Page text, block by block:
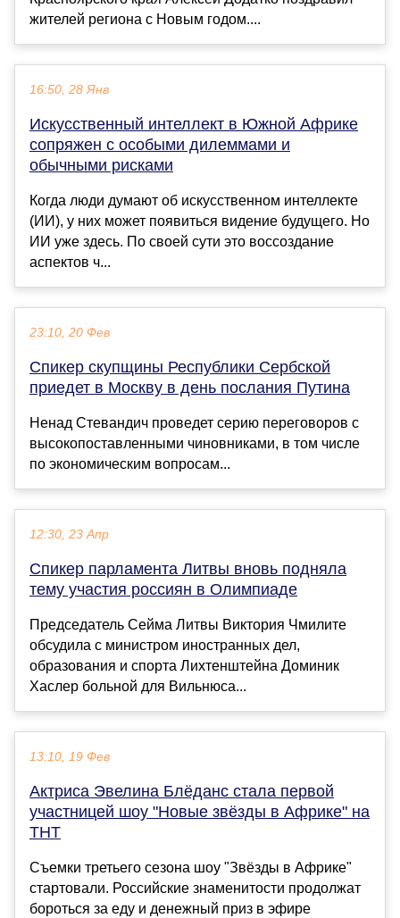
жителей региона с Новым годом....
16:50, 28 Янв
Искусственный интеллект в Южной Африке
сопряжен с особыми дилеммами и
обычными рисками
Когда люди думают об искусственном интеллекте
(ИИ), у них может появиться видение будущего. Но
ИИ уже здесь. По своей сути это воссоздание
аспектов ч...
23:10, 20 Фев
Спикер скупщины Республики Сербской
приедет в Москву в день послания Путина
Ненад Стевандич проведет серию переговоров с
высокопоставленными чиновниками, в том числе
по экономическим вопросам...
12:30, 23 Апр
Спикер парламента Литвы вновь подняла
тему участия россиян в Олимпиаде
Председатель Сейма Литвы Виктория Чмилите
обсудила с министром иностранных дел,
образования и спорта Лихтенштейна Доминик
Хаслер больной для Вильнюса...
13:10, 19 Фев
Актриса Эвелина Блёданс стала первой
участницей шоу "Новые звёзды в Африке" на
ТНТ
Съемки третьего сезона шоу "Звёзды в Африке"
стартовали. Российские знаменитости продолжат
бороться за еду и денежный приз в эфире